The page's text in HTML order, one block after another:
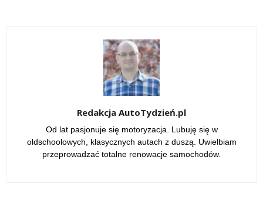
Redakcja AutoTydzień.pl
Od lat pasjonuje się motoryzacja. Lubuję się w
oldschoolowych, klasycznych autach z duszą. Uwielbiam
przeprowadzać totalne renowacje samochodów.